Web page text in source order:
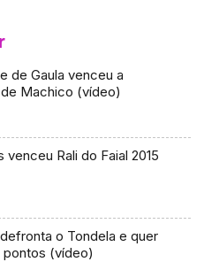
de Gaula venceu a
Machico (vídeo)
venceu Rali do Faial 2015
o Tondela e quer
pontos (vídeo)